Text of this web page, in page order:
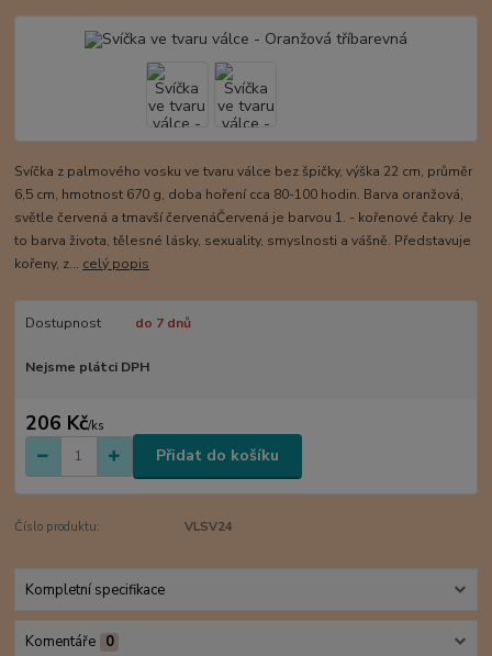
Svíčka z palmového vosku ve tvaru válce bez špičky, výška 22 cm, průměr
6,5 cm, hmotnost 670 g, doba hoření cca 80-100 hodin. Barva oranžová,
světle červená a tmavší červenáČervená je barvou 1. - kořenové čakry. Je
to barva života, tělesné lásky, sexuality, smyslnosti a vášně. Představuje
kořeny, z... celý popis
Dostupnost do 7 dnů
Nejsme plátci DPH
206 Kč/ks
Přidat do košíku
Číslo produktu: VLSV24
Kompletní specifikace
Komentáře 0